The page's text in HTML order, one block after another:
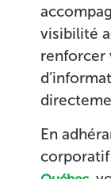
visibilité
renforcer
En